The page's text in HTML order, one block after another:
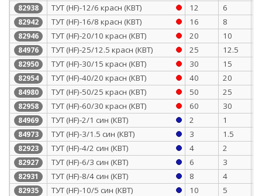
82938 ТУТ (HF)-12/6 красн (КВТ) 12 6
82942 ТУТ (HF)-16/8 красн (КВТ) 16 8
82946 ТУТ (HF)-20/10 красн (КВТ) 20 10
84976 ТУТ (HF)-25/12.5 красн (КВТ) 25 12.5
82950 ТУТ (HF)-30/15 красн (КВТ) 30 15
82954 ТУТ (HF)-40/20 красн (КВТ) 40 20
84980 ТУТ (HF)-50/25 красн (КВТ) 50 25
82958 ТУТ (HF)-60/30 красн (КВТ) 60 30
84969 ТУТ (HF)-2/1 син (КВТ) 2 1
84973 ТУТ (HF)-3/1.5 син (КВТ) 3 1.5
82923 ТУТ (HF)-4/2 син (КВТ) 4 2
82927 ТУТ (HF)-6/3 син (КВТ) 6 3
82931 ТУТ (HF)-8/4 син (КВТ) 8 4
82935 ТУТ (HF)-10/5 син (КВТ) 10 5